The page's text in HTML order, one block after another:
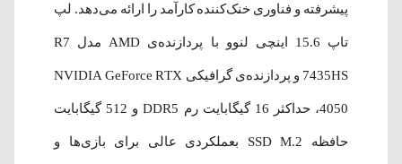
پیشرفته و فناوری خنک‌کننده کارآمد را ارائه می‌دهد. لپ‌
تاپ 15.6 اینچی لنوو با پردازنده‌ی AMD مدل R7
7435HS و پردازنده‌ی گرافیکی NVIDIA GeForce RTX
4050، حداکثر 16 گیگابایت رم DDR5 و 512 گیگابایت
حافظه SSD M.2 بعملکردی عالی برای بازی‌ها و